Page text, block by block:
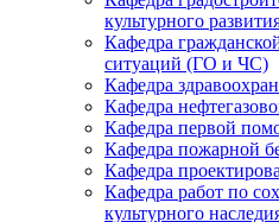
культурного
Кафедра
ситуаций (ГО и ЧС)
Кафедра
Кафедра
Кафедра первой
Кафедра пожарной
Кафедра
Кафедра работ по
культурного